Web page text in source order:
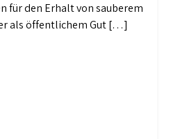
für den Erhalt von sauberem
als öffentlichem Gut […]